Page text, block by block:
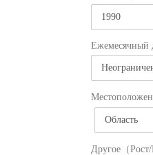
Ежемесячный
Другое（